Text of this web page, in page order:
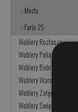
- Morfa
- Fario 25
Woblery Roztocze
Woblery Palia
Woblery Bobrzańskie
Woblery Warszawskie
Woblery Załęczańskie
Woblery Świętokrzyskie